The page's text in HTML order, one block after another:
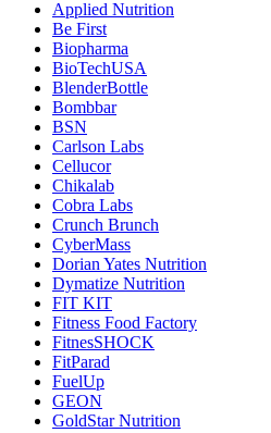
Applied Nutrition
Be First
Biopharma
BioTechUSA
BlenderBottle
Bombbar
BSN
Carlson Labs
Cellucor
Chikalab
Cobra Labs
Crunch Brunch
CyberMass
Dorian Yates Nutrition
Dymatize Nutrition
FIT KIT
Fitness Food Factory
FitnesSHOCK
FitParad
FuelUp
GEON
GoldStar Nutrition